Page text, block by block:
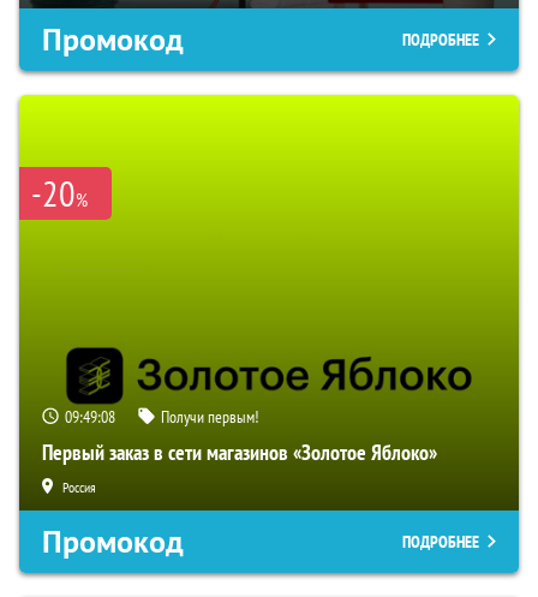
Промокод ПОДРОБНЕЕ
-20%
09:49:07 Получи первым!
Первый заказ в сети магазинов «Золотое Яблоко»
Россия
Промокод ПОДРОБНЕЕ